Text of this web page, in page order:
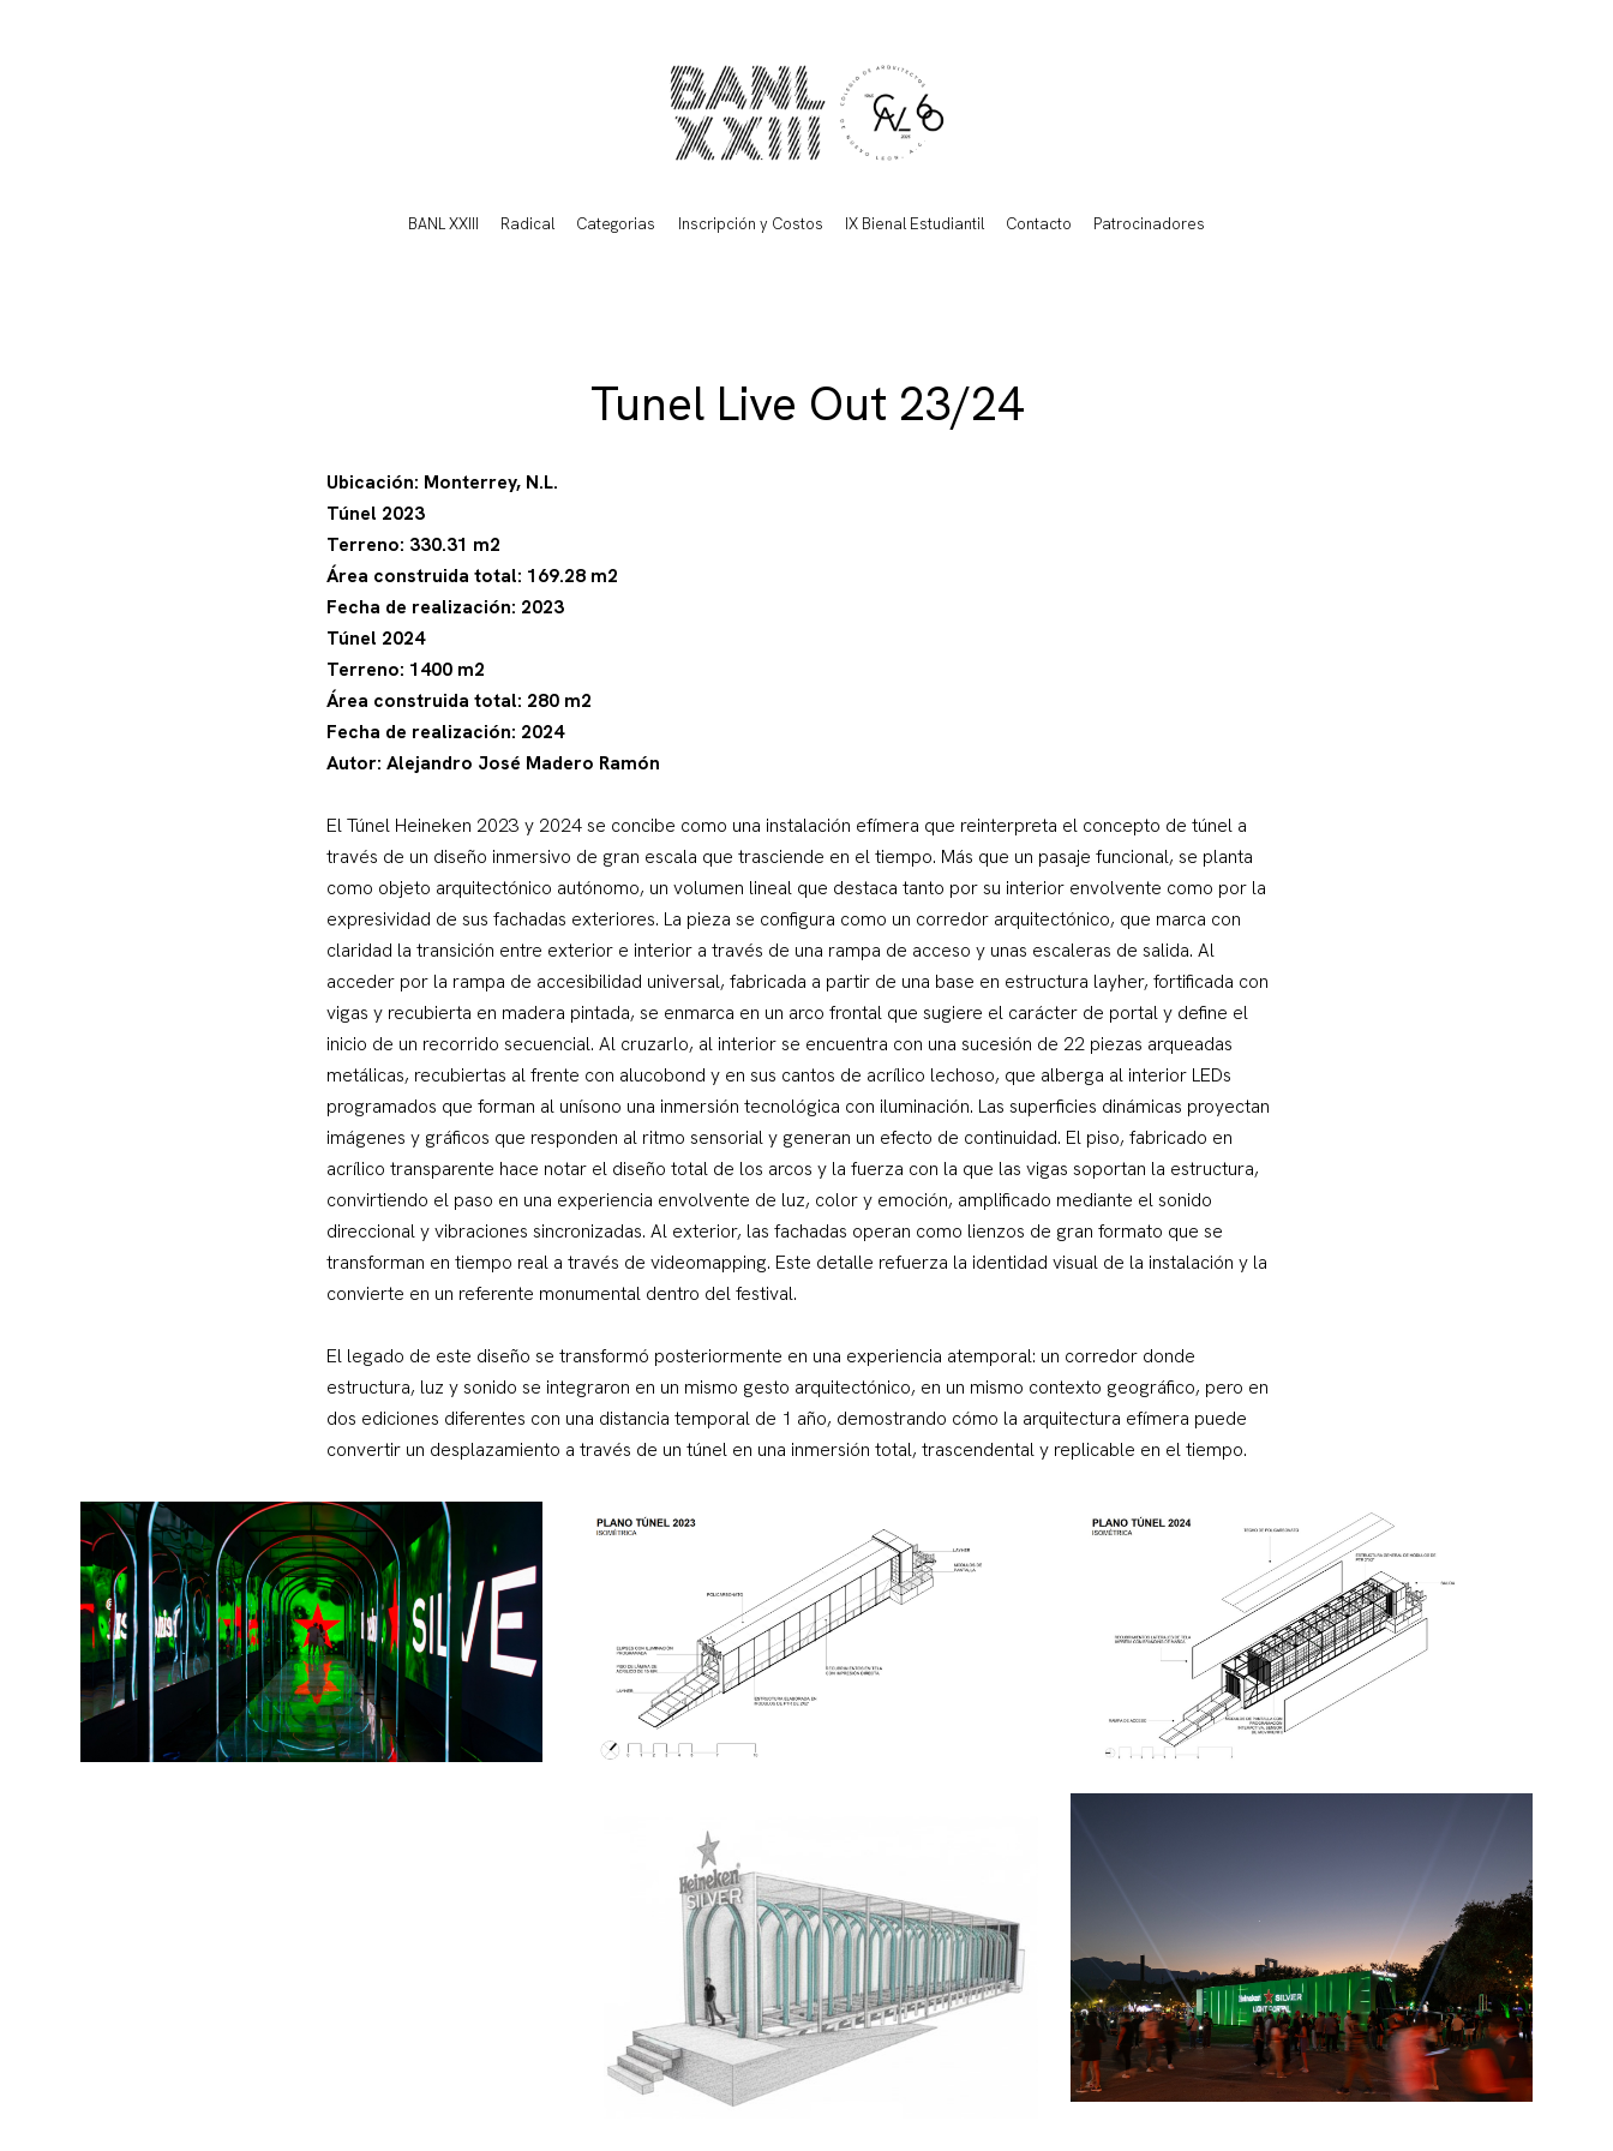
BANL XXIII Radical Categorias Inscripción y Costos IX Bienal Estudiantil Contacto Patrocinadores
Tunel Live Out 23/24
Ubicación: Monterrey, N.L.
Túnel 2023
Terreno: 330.31 m2
Área construida total: 169.28 m2
Fecha de realización: 2023
Túnel 2024
Terreno: 1400 m2
Área construida total: 280 m2
Fecha de realización: 2024
Autor: Alejandro José Madero Ramón
El Túnel Heineken 2023 y 2024 se concibe como una instalación efímera que reinterpreta el concepto de túnel a
través de un diseño inmersivo de gran escala que trasciende en el tiempo. Más que un pasaje funcional, se planta
como objeto arquitectónico autónomo, un volumen lineal que destaca tanto por su interior envolvente como por la
expresividad de sus fachadas exteriores. La pieza se configura como un corredor arquitectónico, que marca con
claridad la transición entre exterior e interior a través de una rampa de acceso y unas escaleras de salida. Al
acceder por la rampa de accesibilidad universal, fabricada a partir de una base en estructura layher, fortificada con
vigas y recubierta en madera pintada, se enmarca en un arco frontal que sugiere el carácter de portal y define el
inicio de un recorrido secuencial. Al cruzarlo, al interior se encuentra con una sucesión de 22 piezas arqueadas
metálicas, recubiertas al frente con alucobond y en sus cantos de acrílico lechoso, que alberga al interior LEDs
programados que forman al unísono una inmersión tecnológica con iluminación. Las superficies dinámicas proyectan
imágenes y gráficos que responden al ritmo sensorial y generan un efecto de continuidad. El piso, fabricado en
acrílico transparente hace notar el diseño total de los arcos y la fuerza con la que las vigas soportan la estructura,
convirtiendo el paso en una experiencia envolvente de luz, color y emoción, amplificado mediante el sonido
direccional y vibraciones sincronizadas. Al exterior, las fachadas operan como lienzos de gran formato que se
transforman en tiempo real a través de videomapping. Este detalle refuerza la identidad visual de la instalación y la
convierte en un referente monumental dentro del festival.
El legado de este diseño se transformó posteriormente en una experiencia atemporal: un corredor donde
estructura, luz y sonido se integraron en un mismo gesto arquitectónico, en un mismo contexto geográfico, pero en
dos ediciones diferentes con una distancia temporal de 1 año, demostrando cómo la arquitectura efímera puede
convertir un desplazamiento a través de un túnel en una inmersión total, trascendental y replicable en el tiempo.